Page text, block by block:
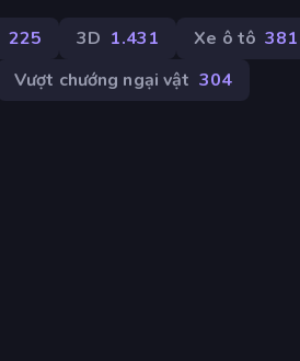
225 3D 1.431 Xe ô tô 381
Vượt chướng ngại vật 304